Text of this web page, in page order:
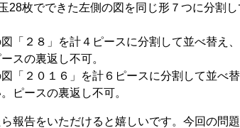
28枚でできた左側の図を同じ形７つに分割
「２８」を計４ピースに分割して並べ替え
スの裏返し不可。
「２０１６」を計６ピースに分割して並べ
ピースの裏返し不可。
報告をいただけると嬉しいです。今回の問